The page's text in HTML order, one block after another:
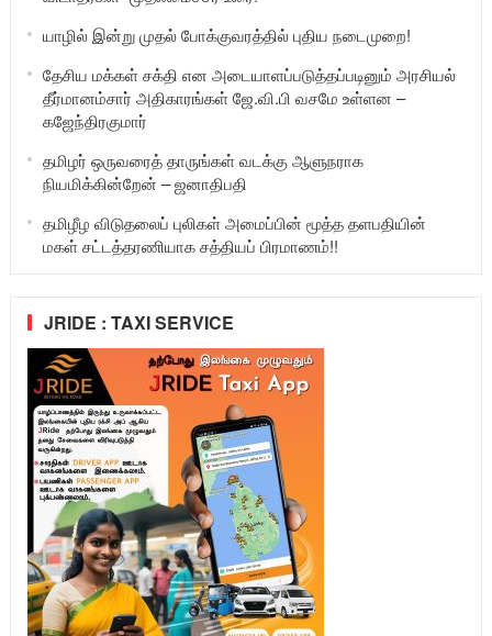
யாழில் இன்று முதல் போக்குவரத்தில் புதிய நடைமுறை!
தேசிய மக்கள் சக்தி என அடையாளப்படுத்தப்படினும் அரசியல்
தீர்மானம்சார் அதிகாரங்கள் ஜே.வி.பி வசமே உள்ளன –
கஜேந்திரகுமார்
தமிழர் ஒருவரைத் தாருங்கள் வடக்கு ஆளுநராக
நியமிக்கின்றேன் – ஜனாதிபதி
தமிழீழ விடுதலைப் புலிகள் அமைப்பின் மூத்த தளபதியின்
மகள் சட்டத்தரணியாக சத்தியப் பிரமாணம்!!
JRIDE : TAXI SERVICE